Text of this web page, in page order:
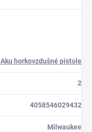
Aku horkovzdušné pistole
2
4058546029432
Milwaukee